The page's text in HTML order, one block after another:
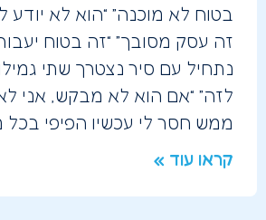
בטוח לא מוכנה” “הוא לא יודע
זה עסק מסובך” “זה בטוח
נתחיל עם סיר נצטרך שתי
לזה” “אם הוא לא מבקש, אני
ממש חסר לי עכשיו הפיפי בכל
קראו עוד »